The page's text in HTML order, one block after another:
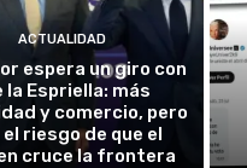
ACTUALIDAD
espera un giro con
la Espriella: más
y comercio, pero
el riesgo de que el
cruce la frontera